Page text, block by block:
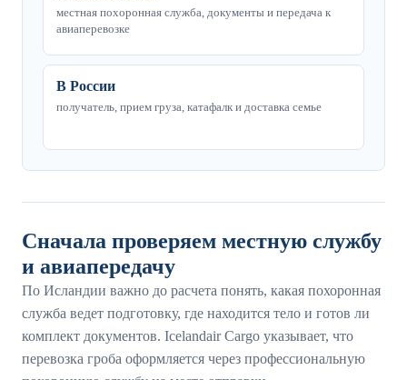
местная похоронная служба, документы и передача к
авиаперевозке
В России
получатель, прием груза, катафалк и доставка семье
Сначала проверяем местную службу
и авиапередачу
По Исландии важно до расчета понять, какая похоронная
служба ведет подготовку, где находится тело и готов ли
комплект документов. Icelandair Cargo указывает, что
перевозка гроба оформляется через профессиональную